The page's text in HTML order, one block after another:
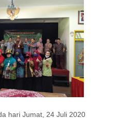
hari Jumat, 24 Juli 2020